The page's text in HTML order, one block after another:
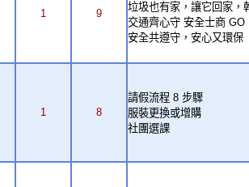
1 9
垃圾也有家，讓它回家，
交通齊心守 安全士商 GO
安全共遵守，安心又環
1 8
請假流程 8 步驟
服裝更換或增購
社團選課